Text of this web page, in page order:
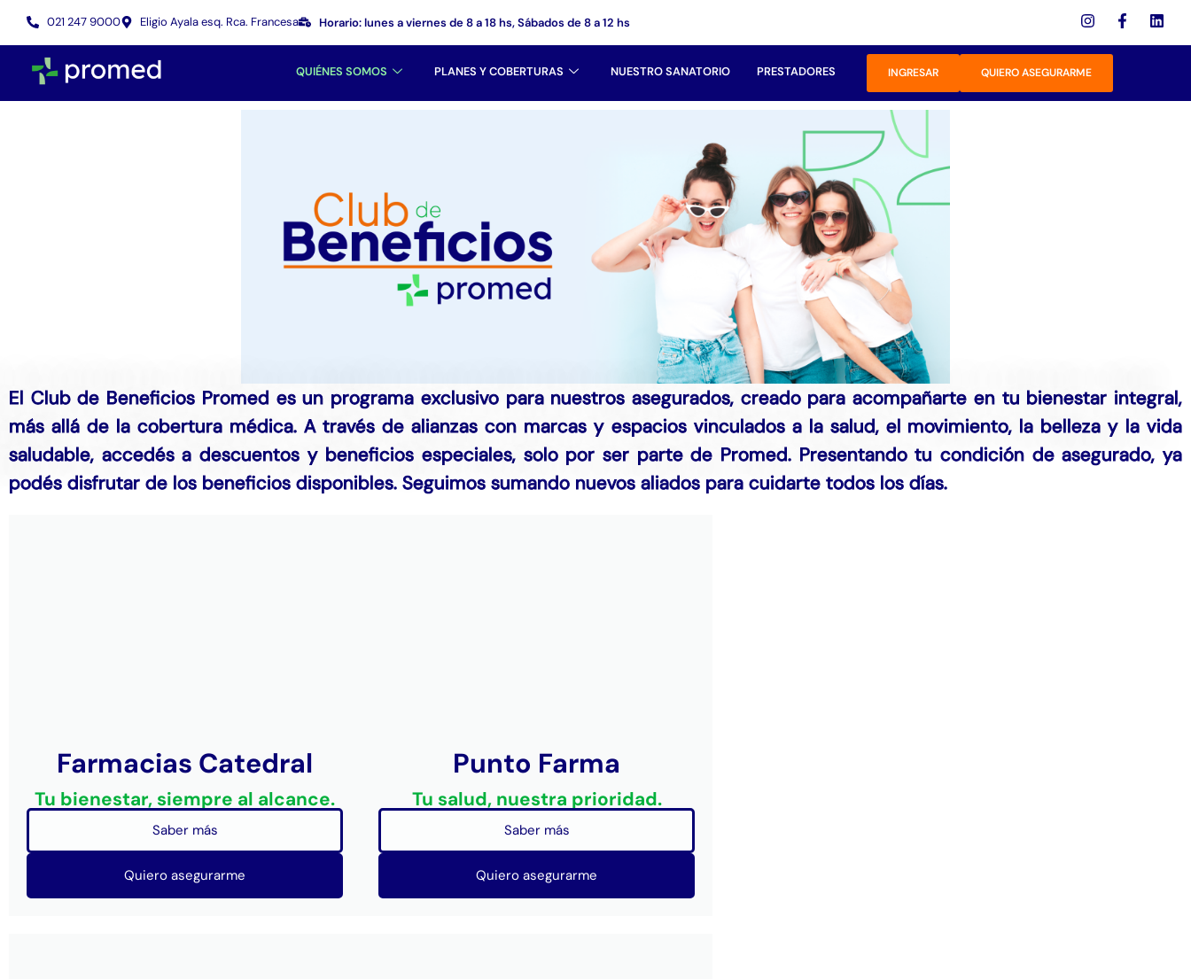
021 247 9000 Eligio Ayala esq. Rca. Francesa Horario: lunes a viernes de 8 a 18 hs, Sábados de 8 a 12 hs
QUIÉNES SOMOS PLANES Y COBERTURAS NUESTRO SANATORIO PRESTADORES INGRESAR QUIERO ASEGURARME
El Club de Beneficios Promed es un programa exclusivo para nuestros asegurados, creado para acompañarte en tu bienestar integral,
más allá de la cobertura médica. A través de alianzas con marcas y espacios vinculados a la salud, el movimiento, la belleza y la vida
saludable, accedés a descuentos y beneficios especiales, solo por ser parte de Promed. Presentando tu condición de asegurado, ya
podés disfrutar de los beneficios disponibles. Seguimos sumando nuevos aliados para cuidarte todos los días.
Farmacias Catedral
Tu bienestar, siempre al alcance.
Saber más
Quiero asegurarme
Punto Farma
Tu salud, nuestra prioridad.
Saber más
Quiero asegurarme